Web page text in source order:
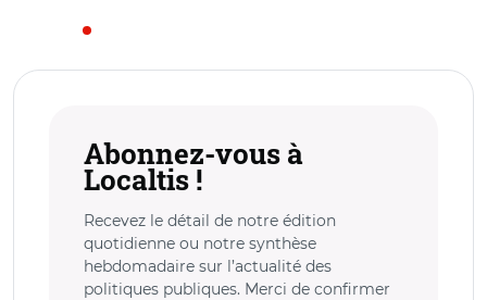
Abonnez-vous à
Localtis !
Recevez le détail de notre édition
quotidienne ou notre synthèse
hebdomadaire sur l’actualité des
politiques publiques. Merci de confirmer